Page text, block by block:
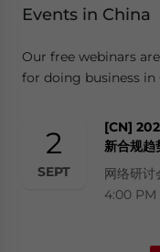
Events in China
Our free webinars
for doing business in
2
SEPT
[CN]
新合规趋
网络研
4:00 PM